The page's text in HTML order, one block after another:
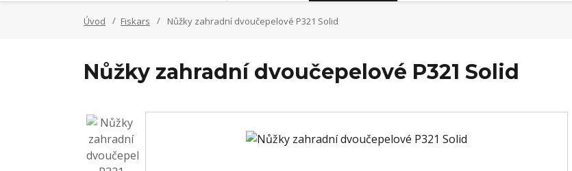
Úvod Fiskars Nůžky zahradní dvoučepelové P321 Solid
Nůžky zahradní dvoučepelové P321 Solid